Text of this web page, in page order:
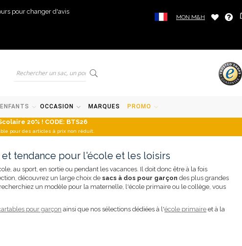
pour changer d'avis
MON M&H
ENFANTS OCCASION MARQUES PROMO
20% ! CODE: BTS26
pour des articles à prix non réduit.
et tendance pour l'école et les loisirs
au sport, en sortie ou pendant les vacances. Il doit donc être à la fois
découvrez un large choix de sacs à dos pour garçon des plus grandes
un modèle pour la maternelle, l'école primaire ou le collège, vous
pour garçon ainsi que nos sélections dédiées à l'école primaire et à la